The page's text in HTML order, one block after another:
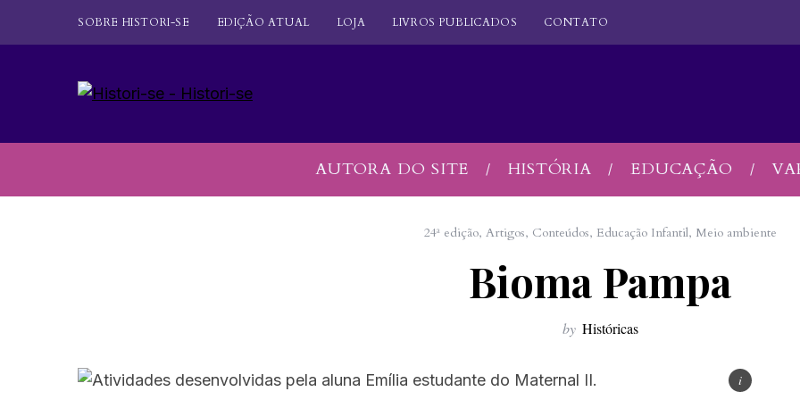
SOBRE HISTORI-SE EDIÇÃO ATUAL LOJA LIVROS PUBLICADOS CONTATO
AUTORA DO SITE HISTÓRIA EDUCAÇÃO
24ª edição, Artigos, Conteúdos, Educação Infantil, Meio ambiente
Bioma Pampa
by Históricas